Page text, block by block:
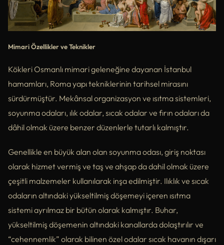
Mimari Özellikler ve Teknikler
Kökleri Osmanlı mimari geleneğine dayanan İstanbul
hamamları, Roma yapı tekniklerinin tarihsel mirasını
sürdürmüştür. Mekânsal organizasyon ve ısıtma sistemleri,
soyunma odaları, ılık odalar, sıcak odalar ve fırın odaları da
dâhil olmak üzere benzer düzenlerle tutarlı kalmıştır.
Genellikle en büyük alan olan soyunma odası, giriş noktası
olarak hizmet vermiş ve taş ve ahşap da dahil olmak üzere
çeşitli malzemeler kullanılarak inşa edilmiştir. Ilıklık ve sıcak
odaların altındaki yükseltilmiş döşemeyi içeren ısıtma
sistemi ayrılmaz bir bütün olarak kalmıştır. Buhar,
yükseltilmiş döşemenin altındaki kanallarda dolaştırılır ve
“cehennemlik” olarak bilinen özel odalar sıcak havanın dışarı